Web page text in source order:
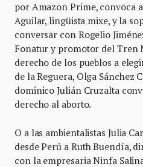
por Amazon Prime, convoca
Aguilar, lingüista mixe, y la
conversar con Rogelio
Fonatur y promotor del Tren
derecho de los pueblos a
de la Reguera, Olga Sánchez
dominico Julián Cruzalta
derecho al aborto.
O a las ambientalistas Julia
desde Perú a Ruth Buendía,
con la empresaria Ninfa